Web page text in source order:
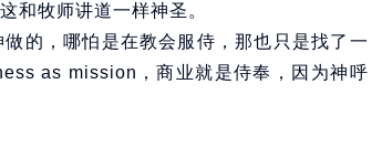
和牧师讲道一样神圣。
的，哪怕是在教会服侍，那也只是找了一
as mission，商业就是侍奉，因为神呼